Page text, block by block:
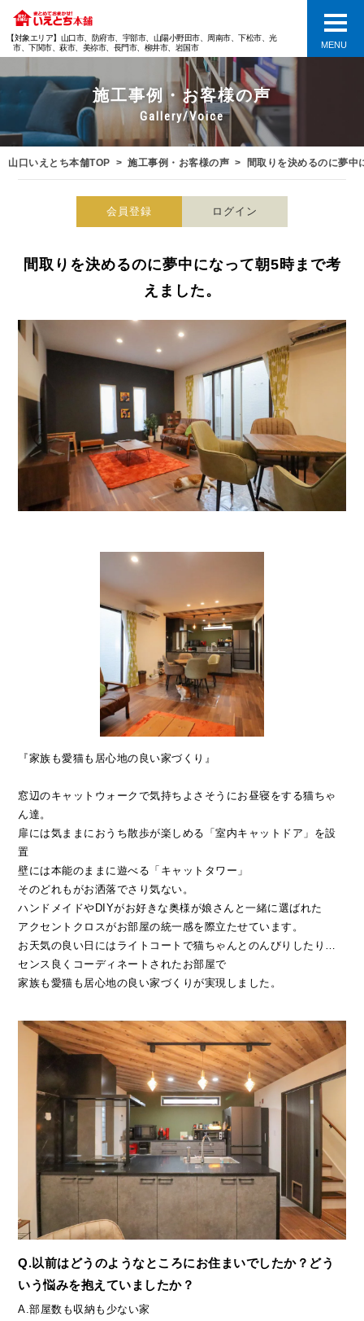
【対象エリア】山口市、防府市、宇部市、山陽小野田市、周南市、下松市、光
市、下関市、萩市、美祢市、長門市、柳井市、岩国市
MENU
施工事例・お客様の声
Gallery/Voice
山口いえとち本舗TOP 施工事例・お客様の声 間取りを決めるのに夢中
会員登録 ログイン
間取りを決めるのに夢中になって朝5時まで考
えました。
『家族も愛猫も居心地の良い家づくり』
窓辺のキャットウォークで気持ちよさそうにお昼寝をする猫ちゃ
ん達。
扉には気ままにおうち散歩が楽しめる「室内キャットドア」を設
置
壁には本能のままに遊べる「キャットタワー」
そのどれもがお洒落でさり気ない。
ハンドメイドやDIYがお好きな奥様が娘さんと一緒に選ばれた
アクセントクロスがお部屋の統一感を際立たせています。
お天気の良い日にはライトコートで猫ちゃんとのんびりしたり…
センス良くコーディネートされたお部屋で
家族も愛猫も居心地の良い家づくりが実現しました。
Q.以前はどうのようなところにお住まいでしたか？どう
いう悩みを抱えていましたか？
A.部屋数も収納も少ない家